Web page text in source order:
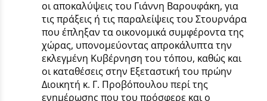
οι αποκαλύψεις του Γιάννη Βαρουφάκη, για
τις πράξεις ή τις παραλείψεις του Στουρνάρα
που έπληξαν τα οικονομικά συμφέροντα της
χώρας, υπονομεύοντας απροκάλυπτα την
εκλεγμένη Κυβέρνηση του τόπου, καθώς και
οι καταθέσεις στην Εξεταστική του πρώην
Διοικητή κ. Γ. Προβόπουλου περί της
ενημέρωσης που του πρόσφερε και ο